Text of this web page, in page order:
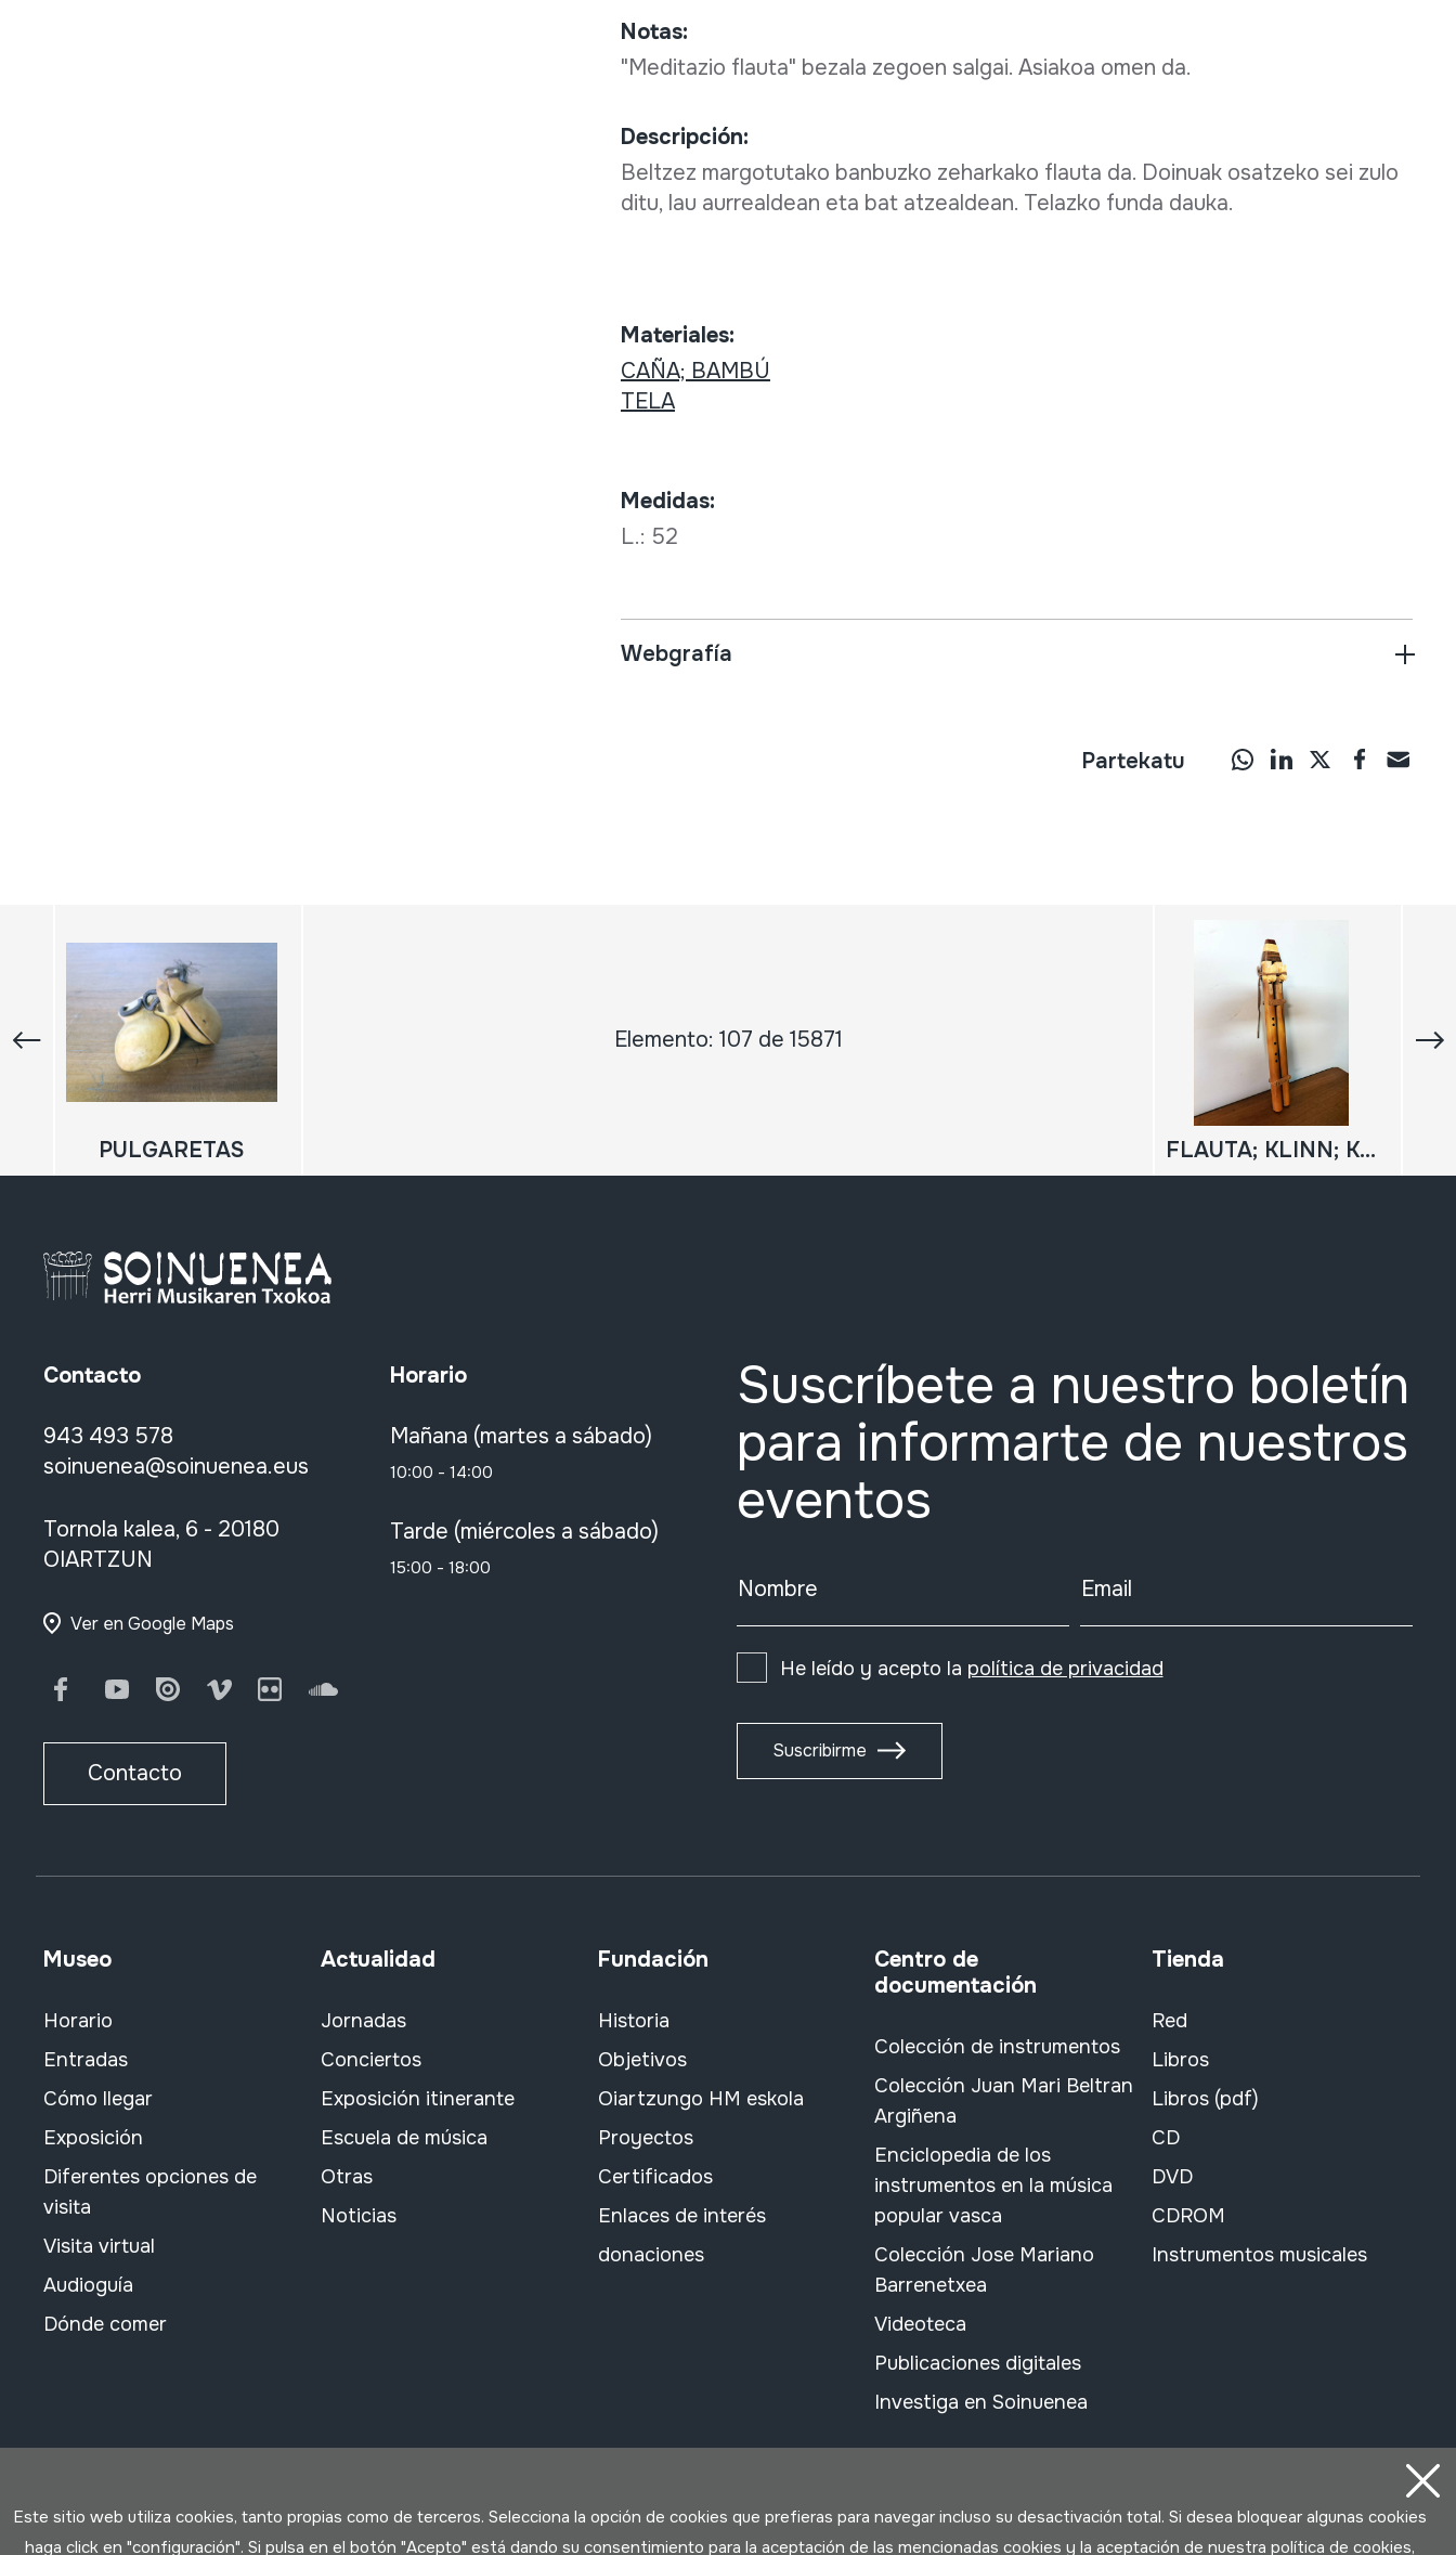
Notas:
"Meditazio flauta" bezala zegoen salgai. Asiakoa omen da.
Descripción:
Beltzez margotutako banbuzko zeharkako flauta da. Doinuak osatzeko sei zulo
ditu, lau aurrealdean eta bat atzealdean. Telazko funda dauka.
Materiales:
CAÑA; BAMBÚ
TELA
Medidas:
L.: 52
Webgrafía
Partekatu
Elemento: 107 de 15871
PULGARETAS FLAUTA; KLINN; KLINN BIKOITZA
Contacto
943 493 578
soinuenea@soinuenea.eus
Tornola kalea, 6 - 20180
OIARTZUN
Ver en Google Maps
FacebookYoutubeIssuu Vimeo FlickrSoundCloud
Contacto
Horario
Mañana (martes a sábado)
10:00 - 14:00
Tarde (miércoles a sábado)
15:00 - 18:00
Suscríbete a nuestro boletín
para informarte de nuestros
eventos
Nombre Email
He leído y acepto la política de privacidad
Suscribirme
Museo
Horario
Entradas
Cómo llegar
Exposición
Diferentes opciones de
visita
Visita virtual
Audioguía
Dónde comer
Actualidad
Jornadas
Conciertos
Exposición itinerante
Escuela de música
Otras
Noticias
Fundación
Historia
Objetivos
Oiartzungo HM eskola
Proyectos
Certificados
Enlaces de interés
donaciones
Centro de
documentación
Colección de instrumentos
Colección Juan Mari Beltran
Argiñena
Enciclopedia de los
instrumentos en la música
popular vasca
Colección Jose Mariano
Barrenetxea
Videoteca
Publicaciones digitales
Investiga en Soinuenea
Tienda
Red
Libros
Libros (pdf)
CD
DVD
CDROM
Instrumentos musicales
Este sitio web utiliza cookies, tanto propias como de terceros. Selecciona la opción de cookies que prefieras para navegar incluso su desactivación total. Si desea bloquear algunas cookies
haga click en "configuración". Si pulsa en el botón "Acepto" está dando su consentimiento para la aceptación de las mencionadas cookies y la aceptación de nuestra política de cookies,